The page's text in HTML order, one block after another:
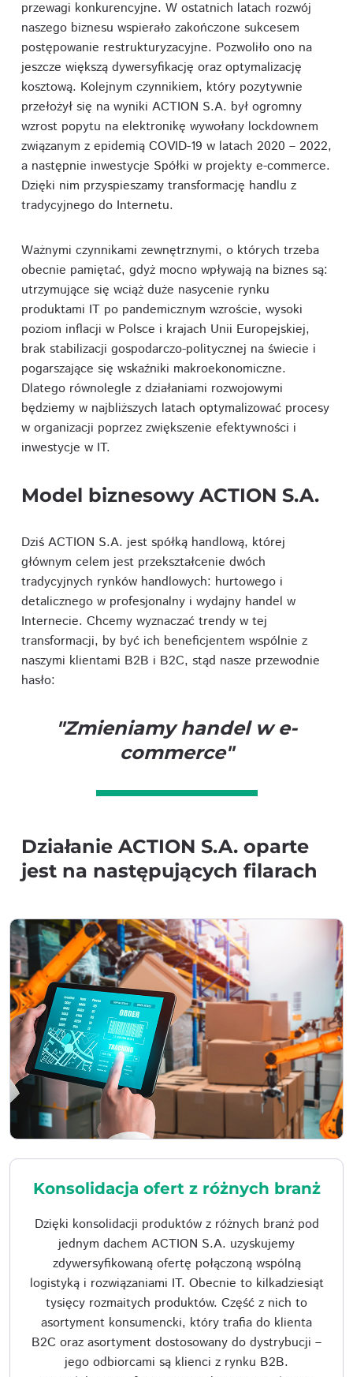
przewagi konkurencyjne. W ostatnich latach rozwój
naszego biznesu wspierało zakończone sukcesem
postępowanie restrukturyzacyjne. Pozwoliło ono na
jeszcze większą dywersyfikację oraz optymalizację
kosztową. Kolejnym czynnikiem, który pozytywnie
przełożył się na wyniki ACTION S.A. był ogromny
wzrost popytu na elektronikę wywołany lockdownem
związanym z epidemią COVID-19 w latach 2020 – 2022,
a następnie inwestycje Spółki w projekty e-commerce.
Dzięki nim przyspieszamy transformację handlu z
tradycyjnego do Internetu.
Ważnymi czynnikami zewnętrznymi, o których trzeba
obecnie pamiętać, gdyż mocno wpływają na biznes są:
utrzymujące się wciąż duże nasycenie rynku
produktami IT po pandemicznym wzroście, wysoki
poziom inflacji w Polsce i krajach Unii Europejskiej,
brak stabilizacji gospodarczo-politycznej na świecie i
pogarszające się wskaźniki makroekonomiczne.
Dlatego równolegle z działaniami rozwojowymi
będziemy w najbliższych latach optymalizować procesy
w organizacji poprzez zwiększenie efektywności i
inwestycje w IT.
Model biznesowy ACTION S.A.
Dziś ACTION S.A. jest spółką handlową, której
głównym celem jest przekształcenie dwóch
tradycyjnych rynków handlowych: hurtowego i
detalicznego w profesjonalny i wydajny handel w
Internecie. Chcemy wyznaczać trendy w tej
transformacji, by być ich beneficjentem wspólnie z
naszymi klientami B2B i B2C, stąd nasze przewodnie
hasło:
"Zmieniamy handel w e-
commerce"
Działanie ACTION S.A. oparte
jest na następujących filarach
Konsolidacja ofert z różnych branż
Dzięki konsolidacji produktów z różnych branż pod
jednym dachem ACTION S.A. uzyskujemy
zdywersyfikowaną ofertę połączoną wspólną
logistyką i rozwiązaniami IT. Obecnie to kilkadziesiąt
tysięcy rozmaitych produktów. Część z nich to
asortyment konsumencki, który trafia do klienta
B2C oraz asortyment dostosowany do dystrybucji –
jego odbiorcami są klienci z rynku B2B.